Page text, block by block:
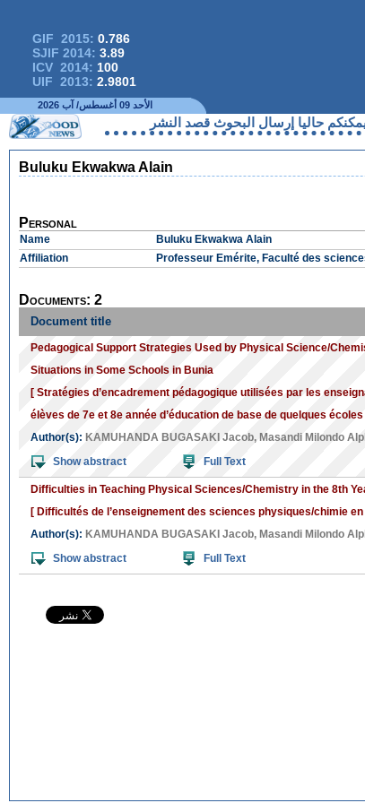
GIF 2015: 0.786
SJIF 2014: 3.89
ICV 2014: 100
UIF 2013: 2.9801
الأحد 09 أغسطس/ آب 2026
حاليا إرسال البحوث قصد النشر
Buluku Ekwakwa Alain
Personal
Name
Buluku Ekwakwa Alain
Affiliation
Professeur Emérite, Faculté des
Documents: 2
Document title
Pedagogical Support Strategies Used by Physical Science/
Situations in Some Schools in Bunia
[ Stratégies d’encadrement pédagogique utilisées par les
élèves de 7e et 8e année d’éducation de base de quelques écoles
Author(s): KAMUHANDA BUGASAKI Jacob, Masandi Milondo
Show abstract
Full Text
Difficulties in Teaching Physical Sciences/Chemistry in the 8th
[ Difficultés de l’enseignement des sciences physiques/chimie
Author(s): KAMUHANDA BUGASAKI Jacob, Masandi Milondo
Show abstract
Full Text